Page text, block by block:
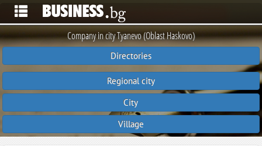
Company in city Tyanevo (Oblast Haskovo)
Directories
Regional city
City
Village